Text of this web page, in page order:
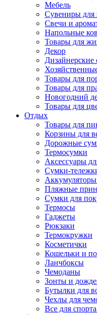
Мебель
Сувениры для
Свечи и
Напольные
Товары для
Декор
Дизайнерские
Товары для
Товары для
Новогодний
Товары для
Отдых
Товары для
Корзины для
Дорожные
Термосумки
Аксессуары
Сумки-
Аккумуляторы
Пляжные
Сумки для
Термосы
Гаджеты
Рюкзаки
Термокружки
Косметички
Кошельки и
Ланчбоксы
Чемоданы
Зонты и
Бутылки для
Чехлы для
Все для